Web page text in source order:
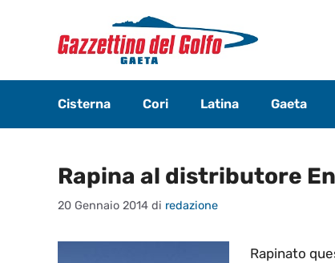
contenuto
Cisterna Cori Latina Gaeta
Rapina al distributore
20 Gennaio 2014 di redazione
Rapinato